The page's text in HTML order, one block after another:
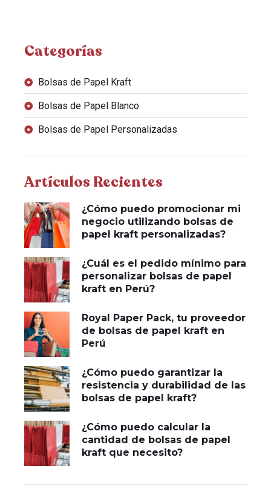
Categorías
Bolsas de Papel Kraft
Bolsas de Papel Blanco
Bolsas de Papel Personalizadas
Artículos Recientes
¿Cómo puedo promocionar mi
negocio utilizando bolsas de
papel kraft personalizadas?
¿Cuál es el pedido mínimo para
personalizar bolsas de papel
kraft en Perú?
Royal Paper Pack, tu proveedor
de bolsas de papel kraft en
Perú
¿Cómo puedo garantizar la
resistencia y durabilidad de las
bolsas de papel kraft?
¿Cómo puedo calcular la
cantidad de bolsas de papel
kraft que necesito?